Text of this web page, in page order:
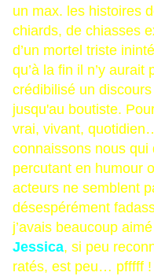
un max. les histoires
chiards, de chiasses
d’un mortel triste
qu’à la fin il n’y aurait
crédibilisé un
jusqu'au boutiste.
vrai, vivant,
connaissons nous
percutant en humour
acteurs ne semblent
désespérément
j’avais beaucoup
Jessica, si peu
ratés, est peu… pfffff